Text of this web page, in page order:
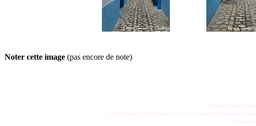
Noter cette image (pas encore de note)